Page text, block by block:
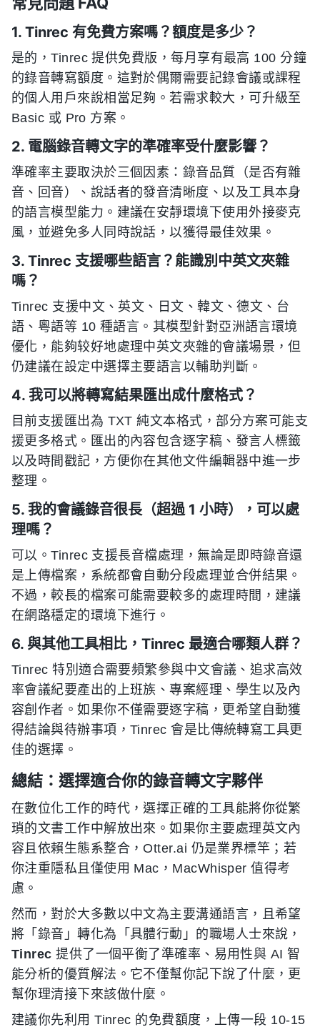
1. Tinrec 有免費方案嗎？額度是多少？
是的，Tinrec 提供免費版，每月享有最高 100 分鐘
的錄音轉寫額度。這對於偶爾需要記錄會議或課程
的個人用戶來說相當足夠。若需求較大，可升級至
Basic 或 Pro 方案。
2. 電腦錄音轉文字的準確率受什麼影響？
準確率主要取決於三個因素：錄音品質（是否有雜
音、回音）、說話者的發音清晰度、以及工具本身
的語言模型能力。建議在安靜環境下使用外接麥克
風，並避免多人同時說話，以獲得最佳效果。
3. Tinrec 支援哪些語言？能識別中英文夾雜
嗎？
Tinrec 支援中文、英文、日文、韓文、德文、台
語、粵語等 10 種語言。其模型針對亞洲語言環境
優化，能夠较好地處理中英文夾雜的會議場景，但
仍建議在設定中選擇主要語言以輔助判斷。
4. 我可以將轉寫結果匯出成什麼格式？
目前支援匯出為 TXT 純文本格式，部分方案可能支
援更多格式。匯出的內容包含逐字稿、發言人標籤
以及時間戳記，方便你在其他文件編輯器中進一步
整理。
5. 我的會議錄音很長（超過 1 小時），可以處
理嗎？
可以。Tinrec 支援長音檔處理，無論是即時錄音還
是上傳檔案，系統都會自動分段處理並合併結果。
不過，較長的檔案可能需要較多的處理時間，建議
在網路穩定的環境下進行。
6. 與其他工具相比，Tinrec 最適合哪類人群？
Tinrec 特別適合需要頻繁參與中文會議、追求高效
率會議紀要產出的上班族、專案經理、學生以及內
容創作者。如果你不僅需要逐字稿，更希望自動獲
得結論與待辦事項，Tinrec 會是比傳統轉寫工具更
佳的選擇。
總結：選擇適合你的錄音轉文字夥伴
在數位化工作的時代，選擇正確的工具能將你從繁
瑣的文書工作中解放出來。如果你主要處理英文內
容且依賴生態系整合，Otter.ai 仍是業界標竿；若
你注重隱私且僅使用 Mac，MacWhisper 值得考
慮。
然而，對於大多數以中文為主要溝通語言，且希望
將「錄音」轉化為「具體行動」的職場人士來說，
Tinrec 提供了一個平衡了準確率、易用性與 AI 智
能分析的優質解法。它不僅幫你記下說了什麼，更
幫你理清接下來該做什麼。
建議你先利用 Tinrec 的免費額度，上傳一段 10-15